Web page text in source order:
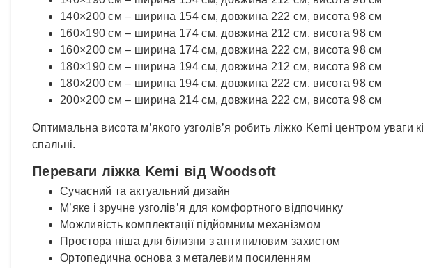
140×200 см – ширина 154 см, довжина 222 см, висота 98 см
160×190 см – ширина 174 см, довжина 212 см, висота 98 см
160×200 см – ширина 174 см, довжина 222 см, висота 98 см
180×190 см – ширина 194 см, довжина 212 см, висота 98 см
180×200 см – ширина 194 см, довжина 222 см, висота 98 см
200×200 см – ширина 214 см, довжина 222 см, висота 98 см
Оптимальна висота м’якого узголів’я робить ліжко Kemi центром уваги
спальні.
Переваги ліжка Kemi від Woodsoft
Сучасний та актуальний дизайн
М’яке і зручне узголів’я для комфортного відпочинку
Можливість комплектації підйомним механізмом
Простора ніша для білизни з антипиловим захистом
Ортопедична основа з металевим посиленням